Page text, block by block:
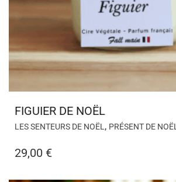
FIGUIER DE NOËL
LES SENTEURS DE NOËL , PRÉSENT DE NOËL
29,00 €